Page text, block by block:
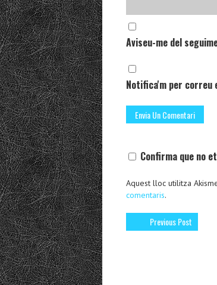
Aviseu-me del
Notifica'm per correu
Confirma que no
Aquest lloc utilitza
comentaris.
Previous Post